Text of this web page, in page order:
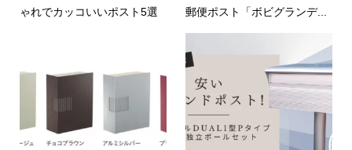
ゃれでカッコいいポスト5選
郵便ポスト「ボビグランデ...